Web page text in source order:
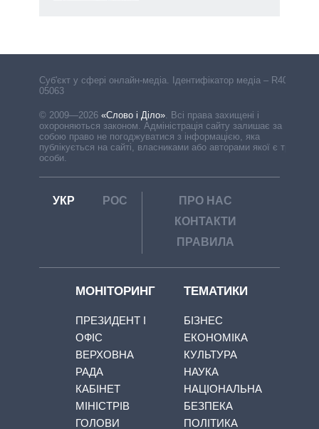
Cуб'єкт у сфері онлайн-медіа. Ідентифікатор медіа – R40-
05063
© 2009—2026 «Слово і Діло». Всі права захищені і
охороняються законом. Адміністрація сайту залишає за
собою право не погоджуватися з інформацією, яка
публікується на сайті, власниками або авторами якої є треті
особи.
УКР РОС
ПРО НАС
КОНТАКТИ
ПРАВИЛА
МОНІТОРИНГ
ПРЕЗИДЕНТ І
ОФІС
ВЕРХОВНА
РАДА
КАБІНЕТ
МІНІСТРІВ
ГОЛОВИ
ТЕМАТИКИ
БІЗНЕС
ЕКОНОМІКА
КУЛЬТУРА
НАУКА
НАЦІОНАЛЬНА
БЕЗПЕКА
ПОЛІТИКА